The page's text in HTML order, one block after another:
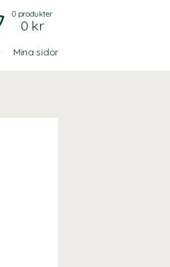
0produkter
0 kr
Mina sidor